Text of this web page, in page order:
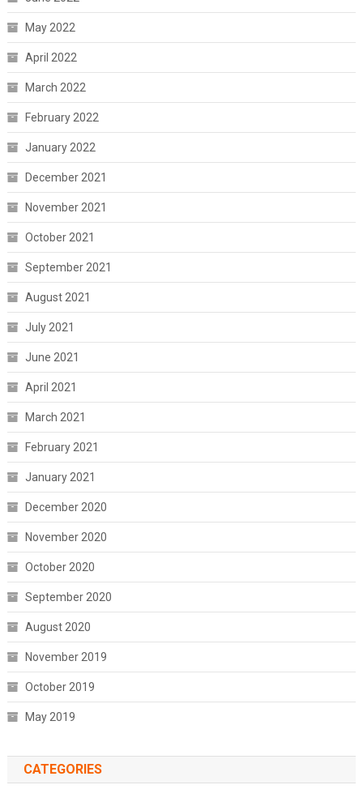
May 2022
April 2022
March 2022
February 2022
January 2022
December 2021
November 2021
October 2021
September 2021
August 2021
July 2021
June 2021
April 2021
March 2021
February 2021
January 2021
December 2020
November 2020
October 2020
September 2020
August 2020
November 2019
October 2019
May 2019
CATEGORIES